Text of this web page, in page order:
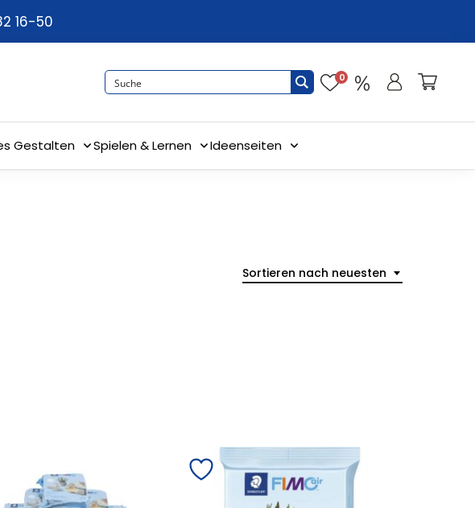
16-50
0
Gestalten Spielen & Lernen Ideenseiten
Sortieren nach neuesten